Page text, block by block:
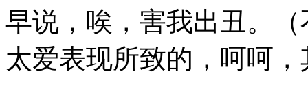
早说，唉，害我出丑。
太爱表现所致的，呵呵